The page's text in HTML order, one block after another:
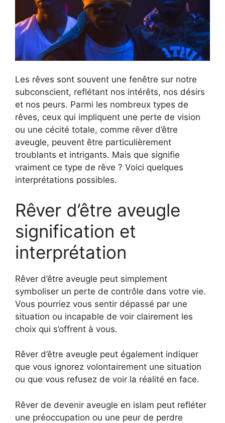
Les rêves sont souvent une fenêtre sur notre
subconscient, reflétant nos intérêts, nos désirs
et nos peurs. Parmi les nombreux types de
rêves, ceux qui impliquent une perte de vision
ou une cécité totale, comme rêver d’être
aveugle, peuvent être particulièrement
troublants et intrigants. Mais que signifie
vraiment ce type de rêve ? Voici quelques
interprétations possibles.
Rêver d’être aveugle
signification et
interprétation
Rêver d’être aveugle peut simplement
symboliser un perte de contrôle dans votre vie.
Vous pourriez vous sentir dépassé par une
situation ou incapable de voir clairement les
choix qui s’offrent à vous.
Rêver d’être aveugle peut également indiquer
que vous ignorez volontairement une situation
ou que vous refusez de voir la réalité en face.
Rêver de devenir aveugle en islam peut refléter
une préoccupation ou une peur de perdre